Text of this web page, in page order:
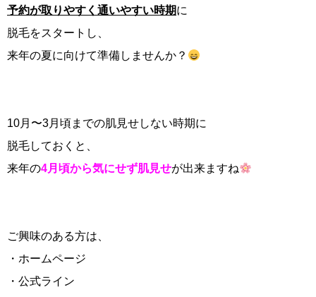
予約が取りやすく通いやすい時期に
脱毛をスタートし、
来年の夏に向けて準備しませんか？
10月〜3月頃までの肌見せしない時期に
脱毛しておくと、
来年の4月頃から気にせず肌見せが出来ますね
ご興味のある方は、
・ホームページ
・公式ライン